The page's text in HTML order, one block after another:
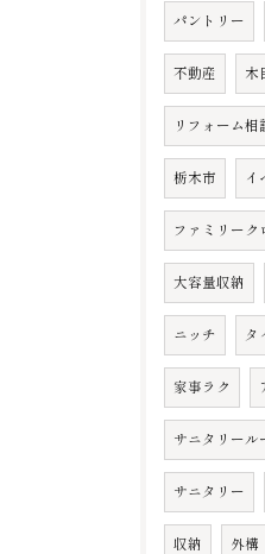
パントリー
不動産 木
リフォーム相
栃木市 イ
ファミリーク
大容量収納
ニッチ タ
家事ラク
サニタリール
サニタリー
収納 外構